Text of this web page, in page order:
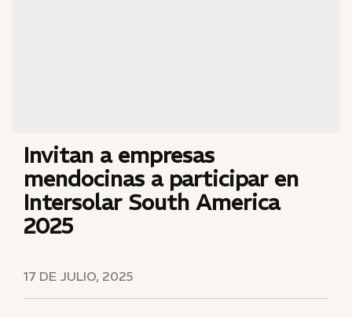
Invitan a empresas
mendocinas a participar en
Intersolar South America
2025
17 DE JULIO, 2025